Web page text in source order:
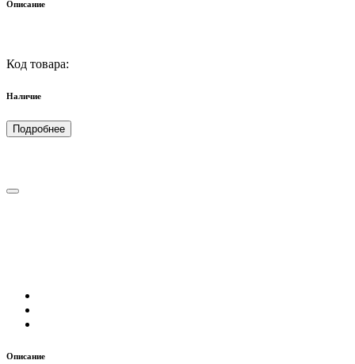
Описание
Код товара:
Наличие
Подробнее
Описание